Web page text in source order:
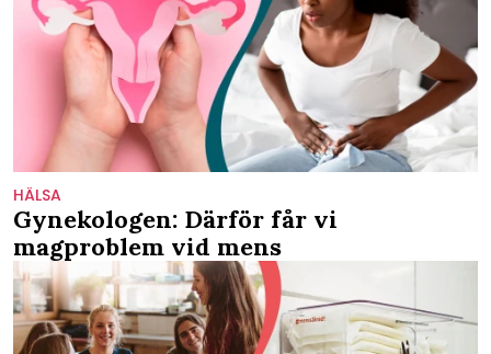
HÄLSA
Gynekologen: Därför får vi
magproblem vid mens